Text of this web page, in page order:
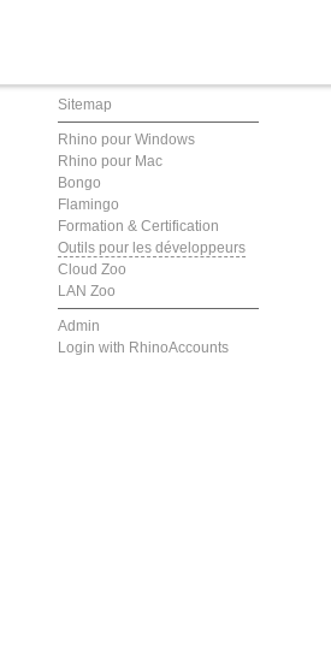
Sitemap
Rhino pour Windows
Rhino pour Mac
Bongo
Flamingo
Formation & Certification
Outils pour les développeurs
Cloud Zoo
LAN Zoo
Admin
Login with RhinoAccounts